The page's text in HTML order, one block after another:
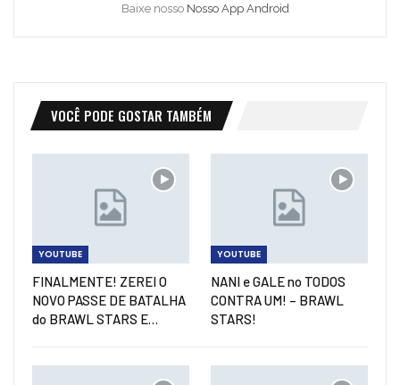
Baixe nosso Nosso App Android
VOCÊ PODE GOSTAR TAMBÉM
YOUTUBE
FINALMENTE! ZEREI O
NOVO PASSE DE BATALHA
do BRAWL STARS E…
YOUTUBE
NANI e GALE no TODOS
CONTRA UM! – BRAWL
STARS!